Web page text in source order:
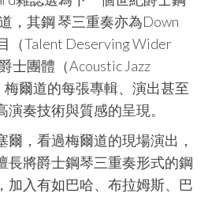
，其鋼 琴三重奏亦為Down
（Talent Deserving Wider
士團體（Acoustic Jazz
爾道的每張專輯、演出甚至
奏技術與質感的呈現。
，看過梅爾道的現場演出，
長將爵士鋼琴三重奏形式的鋼
加入有如巴哈、布拉姆斯、巴